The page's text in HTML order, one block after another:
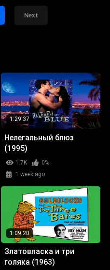
Next
1:29:37
Нелегальный блюз
(1995)
1.7K
0%
1 week ago
1:09:20
Златовласка и три
голяка (1963)